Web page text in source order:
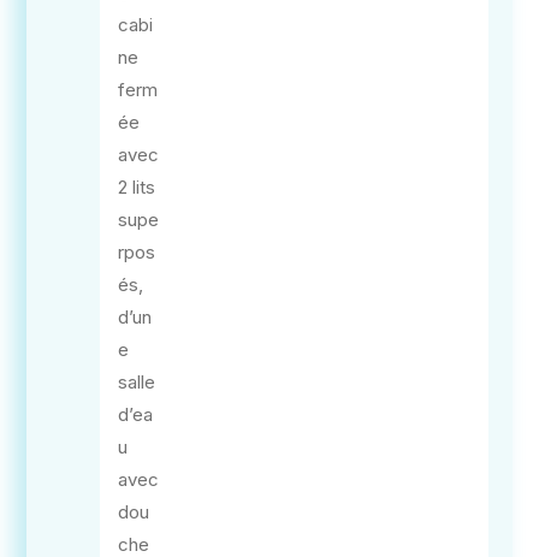
cabi
ne
ferm
ée
avec
2 lits
supe
rpos
és,
d’un
e
salle
d’ea
u
avec
dou
che